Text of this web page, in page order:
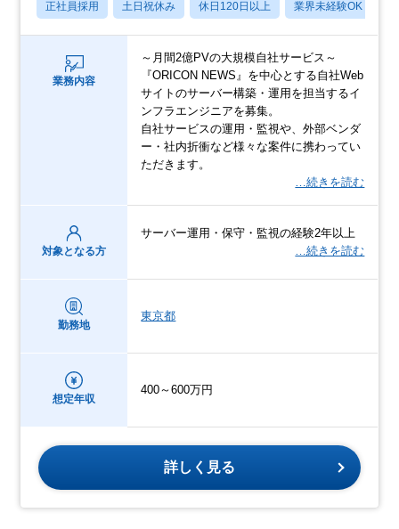
正社員採用 土日祝休み 休日120日以上 業界未経験OK
業務内容
～月間2億PVの大規模自社サービス～
『ORICON NEWS』を中心とする自社Web
サイトのサーバー構築・運用を担当するイ
ンフラエンジニアを募集。
自社サービスの運用・監視や、外部ベンダ
ー・社内折衝など様々な案件に携わってい
ただきます。
…続きを読む
対象となる方
サーバー運用・保守・監視の経験2年以上
…続きを読む
勤務地
東京都
想定年収
400～600万円
詳しく見る